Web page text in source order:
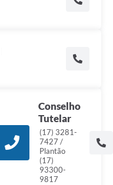
Conselho
Tutelar
(17) 3281-
7427 /
Plantão
(17)
93300-
9817